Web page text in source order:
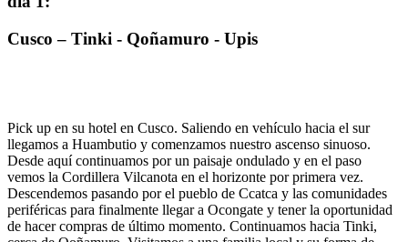
Cusco – Tinki - Qoñamuro - Upis
Pick up en su hotel en Cusco. Saliendo en vehículo hacia el sur
llegamos a Huambutio y comenzamos nuestro ascenso sinuoso.
Desde aquí continuamos por un paisaje ondulado y en el paso
vemos la Cordillera Vilcanota en el horizonte por primera vez.
Descendemos pasando por el pueblo de Ccatca y las comunidades
periféricas para finalmente llegar a Ocongate y tener la oportunidad
de hacer compras de último momento. Continuamos hacia Tinki,